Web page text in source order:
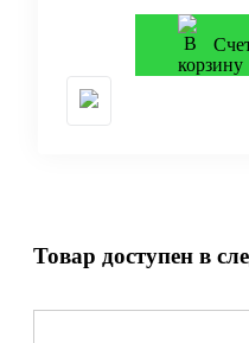
Товар доступен в